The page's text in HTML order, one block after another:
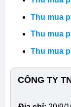
Thu mua
Thu mua
Thu mua
CÔNG TY